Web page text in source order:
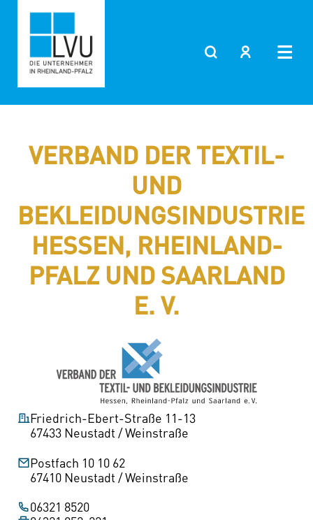
springen
VERBAND DER TEXTIL-
UND
BEKLEIDUNGSINDUSTRIE
HESSEN, RHEINLAND-
PFALZ UND SAARLAND
E. V.
Friedrich-Ebert-Straße 11-13
67433 Neustadt / Weinstraße
Postfach 10 10 62
67410 Neustadt / Weinstraße
06321 8520